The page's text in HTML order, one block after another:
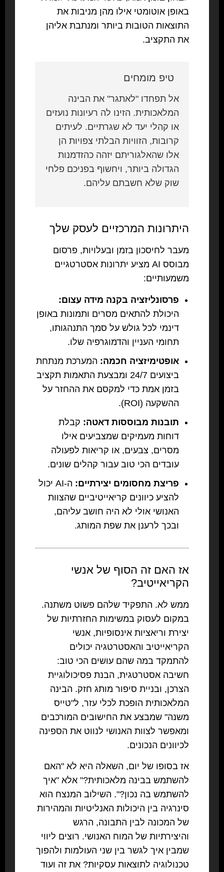
באופן אוטומטי אילו מהן מניבות את
התוצאות הטובות ביותר ומנתבת אליהן
את התקציב.
טיפ מומחים
אל תפחדו "לאתגר" את הבינה
המלאכותית. הזינו לה רעיונות נועזים
או קהלי יעד לא שגרתיים. לעיתים
קרובות, הזוויות הבלתי צפויות הן
אלו שהאלגוריתם יזהה כהזדמנות
הגדולה ביותר, ויחשוף בפניכם פלחי
שוק שלא חשבתם עליהם.
היתרונות המרכזיים לעסק שלך
מעבר לחיסכון בזמן ובעלויות, פרסום
מבוסס AI מציע יתרונות אסטרטגיים
משמעותיים:
פרסונליזציה בקנה מידה עצום:
היכולת להתאים מסרים ותמונות באופן
דינמי לכל גולש על סמך התנהגותו,
תחומי העניין והדמוגרפיה שלו.
אופטימיזציה חכמה: המערכת מנתחת
ביצועים 24/7 ומבצעת התאמות תקציב
בזמן אמת כדי למקסם את ההחזר על
ההשקעה (ROI).
תובנות מבוססות דאטה: קבלת
דוחות מעמיקים שמצביעים אילו
מסרים, צבעים, או קריאות לפעולה
עובדים הכי טוב עבור קהלים שונים.
פריצת מחסומים יצירתיים:
ה-AI יכול
להציע כיוונים קריאייטיביים שהצוות
האנושי אולי לא היה חושב עליהם,
ובכך לרענן את שפת המותג.
אז האם זה הסוף של אנשי
הקריאייטיב?
ממש לא. התפקיד שלהם פשוט משתנה.
במקום לעסוק במשימות החזרתיות של
יצירת וריאציות אינסופיות, אנשי
הקריאייטיב והאסטרטגיה יכולים
להתמקד במה שהם עושים הכי טוב:
חשיבה אסטרטגית, הבנת פסיכולוגיית
הצרכן, ובניית סיפור מותג חזק. הבינה
המלאכותית הופכת לכלי עזר, ל"טייס
משנה" שמבצע את החישובים המורכבים
ומאפשר לצוות האנושי לנווט את הספינה
לכיוונים הנכונים.
אז בסופו של יום, השאלה היא לא "האם
להשתמש בבינה מלאכותית?" אלא "איך
להשתמש בה נכון?". השילוב המנצח הוא
סינרגיה בין היכולות האנליטיות והמהירות
של המכונה לבין התבונה, הרגש
והיצירתיות של המוח האנושי. רוצים ליווי
שמבין איך לגשר בין שני העולמות ולהפוך
טכנולוגיה לתוצאות עסקיות? את זה ועוד